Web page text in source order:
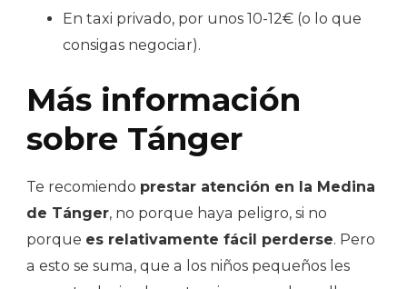
En taxi privado, por unos 10-12€ (o lo que
consigas negociar).
Más información
sobre Tánger
Te recomiendo prestar atención en la Medina
de Tánger, no porque haya peligro, si no
porque es relativamente fácil perderse. Pero
a esto se suma, que a los niños pequeños les